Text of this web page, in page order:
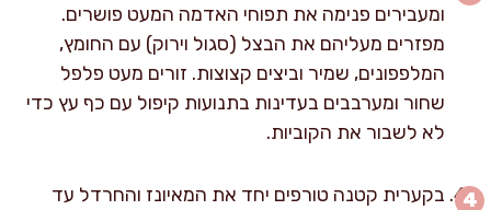
ומעבירים פנימה את תפוחי האדמה המעט פושרים.
מפזרים מעליהם את הבצל (סגול וירוק) עם החומץ,
המלפפונים, שמיר וביצים קצוצות. זורים מעט פלפל
שחור ומערבבים בעדינות בתנועות קיפול עם כף עץ כדי
לא לשבור את הקוביות.
בקערית קטנה טורפים יחד את המאיונז והחרדל עד